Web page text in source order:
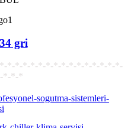
*-*-*-*-*-*-*-*-*-*-*-*-*-*-*-
*-*-*